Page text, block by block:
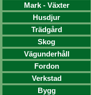
Mark - Växter
Husdjur
Trädgård
Skog
Vägunderhåll
Fordon
Verkstad
Bygg